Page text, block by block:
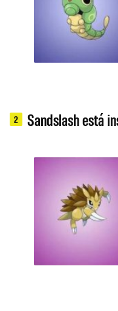
2 Sandslash está